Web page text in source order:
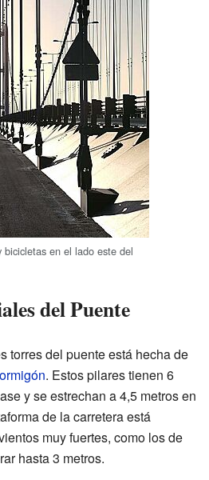
en el lado este del
del Puente
torres del puente está hecha de
. Estos pilares tienen 6
y se estrechan a 4,5 metros en
de la carretera está
muy fuertes, como los de
hasta 3 metros.